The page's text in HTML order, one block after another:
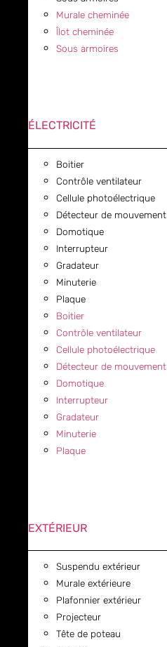
Murale cheminée
Îlot cheminée
Sous armoires
ÉLECTRICITÉ
Boitier
Contrôle ventilateur
Cellule photoélectrique
Détecteur de mouvement
Domotique
Interrupteur
Gradateur
Minuterie
Plaque
Boitier
Contrôle ventilateur
Cellule photoélectrique
Détecteur de mouvement
Domotique
Interrupteur
Gradateur
Minuterie
Plaque
EXTÉRIEUR
Suspendu extérieur
Murale extérieure
Plafonnier extérieur
Projecteur
Tête de poteau